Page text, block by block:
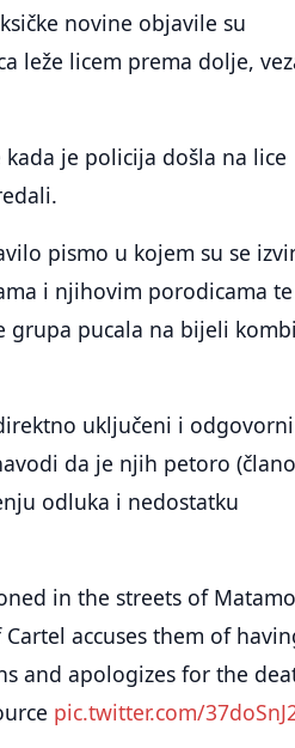
novine objavile su
leže licem prema dolje,
je policija došla na lice
pismo u kojem su se
i njihovim porodicama te
grupa pucala na bijeli
uključeni i odgovorni
da je njih petoro
odluka i nedostatku
in the streets of
accuses them of
and apologizes for the
pic.twitter.com/